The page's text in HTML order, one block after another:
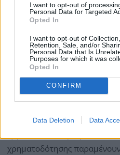
I want to opt-out of
Personal Data for Targeted
Opted In
I want to opt-out of
Retention, Sale, and/or
Personal Data that Is
Purposes for which it was
Opted In
CONFIRM
Data Deletion Data
του Διοικητικού Συμβουλίου
προοπτικές του
συνέχισε να μειώνεται,
χαμηλότερο πληθωρισμό
διατροφής και των αγαθών.
μέτρησης του υποκείμενου
υποχωρούν, ο ρυθμός
απορροφούν μέρος της
χρηματοδότησης παραμένουν